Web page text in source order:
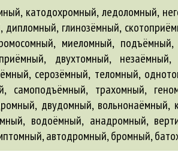
катодохромный, ледоломный,
глинозёмный,
миеломный, подъёмный,
двухтомный,
серозёмный, теломный,
самоподъёмный, трахомный,
двудомный, вольнонаёмный,
водоёмный, анадромный,
,автодромный,бромный,